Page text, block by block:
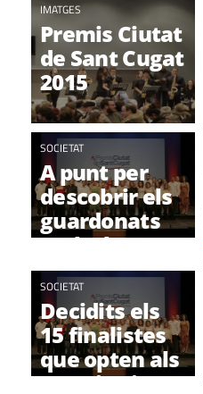
IMATGES
Premis Ciutat
de Sant Cugat
2015
SOCIETAT
A punt per
descobrir els
guardonats
amb els
Premis Ciutat
de Sant Cugat
SOCIETAT
Decidits els
15 finalistes
que opten als
Premis Ciutat